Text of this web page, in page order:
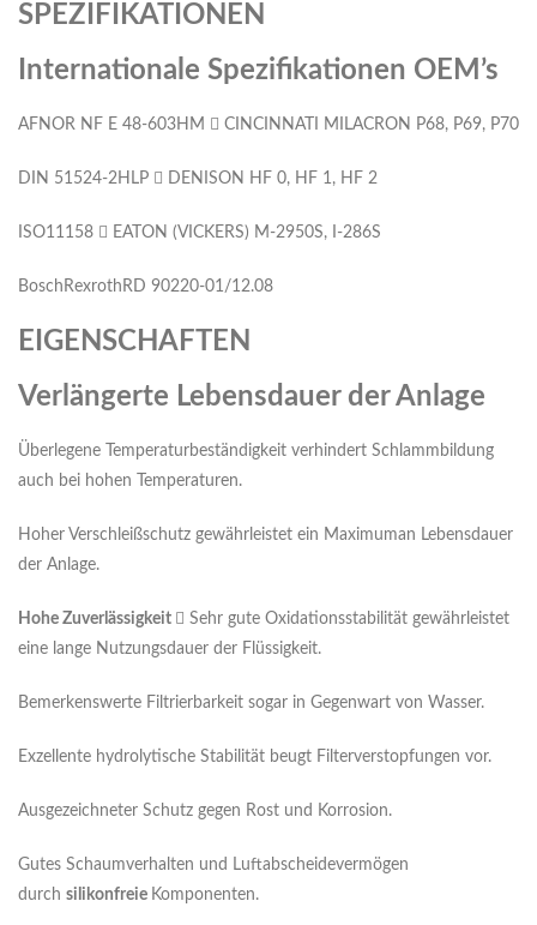
SPEZIFIKATIONEN
Internationale Spezifikationen OEM’s
AFNOR NF E 48-603HM  CINCINNATI MILACRON P68, P69, P70
DIN 51524-2HLP  DENISON HF 0, HF 1, HF 2
ISO11158  EATON (VICKERS) M-2950S, I-286S
BoschRexrothRD 90220-01/12.08
EIGENSCHAFTEN
Verlängerte Lebensdauer der Anlage
Überlegene Temperaturbeständigkeit verhindert Schlammbildung
auch bei hohen Temperaturen.
Hoher Verschleißschutz gewährleistet ein Maximuman Lebensdauer
der Anlage.
H ohe Zuverlässigkeit  Sehr gute Oxidationsstabilität gewährleistet
eine lange Nutzungsdauer der Flüssigkeit.
Bemerkenswerte Filtrierbarkeit sogar in Gegenwart von Wasser.
Exzellente hydrolytische Stabilität beugt Filterverstopfungen vor.
Ausgezeichneter Schutz gegen Rost und Korrosion.
Gutes Schaumverhalten und Luftabscheidevermögen
durch silikonfreie Komponenten.